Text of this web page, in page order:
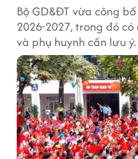
Bộ GD&ĐT vừa công
2026-2027, trong đó
và phụ huynh cần lưu ý.